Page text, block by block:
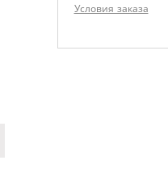
Условия заказа